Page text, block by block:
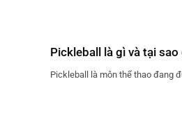
Pickleball là gì và tại
Pickleball là môn thể thao đang